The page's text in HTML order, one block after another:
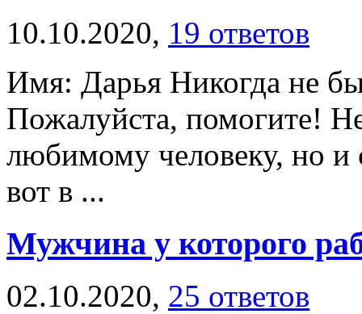
10.10.2020, 19 ответов
Имя: Дарья Никогда не
Пожалуйста, помогите!
любимому человеку, но и
вот в ...
Мужчина у которого
02.10.2020, 25 ответов